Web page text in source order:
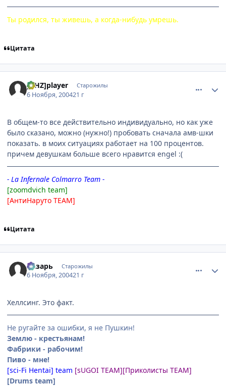
Ты родился, ты живешь, а когда-нибудь умрешь.
Цитата
[AHZ]player Старожилы
6 Ноября, 200421 г
В общем-то все действительно индивидуально, но как уже
было сказано, можно (нужно!) пробовать сначала амв-шки
показать. в моих ситуациях работает на 100 процентов.
причем девушкам больше всего нравится engel :(
- La Infernale Colmarro Team -
[zoomdvich team]
[АнтиНаруто TEAM]
Цитата
Лазарь Старожилы
6 Ноября, 200421 г
Хеллсинг. Это факт.
Не ругайте за ошибки, я не Пушкин!
Землю - крестьянам!
Фабрики - рабочим!
Пиво - мне!
[sci-Fi Hentai] team [sUGOI TEAM][Приколисты TEAM]
[Drums team]